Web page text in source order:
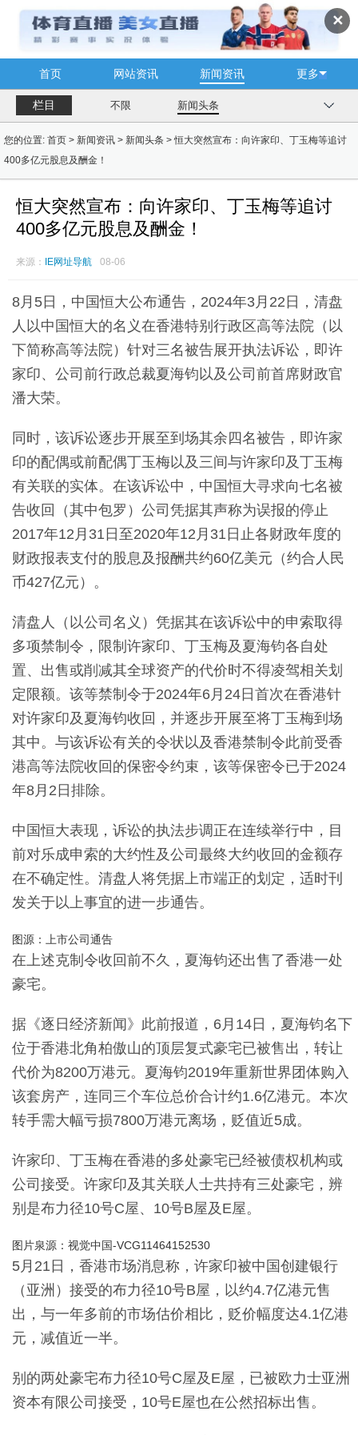
✕
首页 网站资讯 新闻资讯 更多
栏目 不限 新闻头条
您的位置: 首页 > 新闻资讯 > 新闻头条 > 恒大突然宣布：向许家印、丁玉梅等追讨
400多亿元股息及酬金！
恒大突然宣布：向许家印、丁玉梅等追讨
400多亿元股息及酬金！
来源： IE网址导航 08-06
8月5日，中国恒大公布通告，2024年3月22日，清盘
人以中国恒大的名义在香港特别行政区高等法院（以
下简称高等法院）针对三名被告展开执法诉讼，即许
家印、公司前行政总裁夏海钧以及公司前首席财政官
潘大荣。
同时，该诉讼逐步开展至到场其余四名被告，即许家
印的配偶或前配偶丁玉梅以及三间与许家印及丁玉梅
有关联的实体。在该诉讼中， 中国恒大寻求向七名被
告收回（其中包罗）公司凭据其声称为误报的停止
2017年12月31日至2020年12月31日止各财政年度的
财政报表支付的股息及报酬共约60亿美元（约合人民
币427亿元） 。
清盘人（以公司名义）凭据其在该诉讼中的申索取得
多项禁制令，限制许家印、丁玉梅及夏海钧各自处
置、出售或削减其全球资产的代价时不得凌驾相关划
定限额。该等禁制令于2024年6月24日首次在香港针
对许家印及夏海钧收回，并逐步开展至将丁玉梅到场
其中。与该诉讼有关的令状以及香港禁制令此前受香
港高等法院收回的保密令约束，该等保密令已于2024
年8月2日排除。
中国恒大表现，诉讼的执法步调正在连续举行中，目
前对乐成申索的大约性及公司最终大约收回的金额存
在不确定性。清盘人将凭据上市端正的划定，适时刊
发关于以上事宜的进一步通告。
图源：上市公司通告
在上述克制令收回前不久，夏海钧还出售了香港一处
豪宅。
据《逐日经济新闻》此前报道，6月14日，夏海钧名下
位于香港北角柏傲山的顶层复式豪宅已被售出，转让
代价为8200万港元。夏海钧2019年重新世界团体购入
该套房产，连同三个车位总价合计约1.6亿港元。 本次
转手需大幅亏损7800万港元离场，贬值近5成。
许家印、丁玉梅在香港的多处豪宅已经被债权机构或
公司接受。许家印及其关联人士共持有三处豪宅，辨
别是布力径10号C屋、10号B屋及E屋。
图片泉源：视觉中国-VCG11464152530
5月21日， 香港市场消息称，许家印被中国创建银行
（亚洲）接受的布力径10号B屋，以约4.7亿港元售
出，与一年多前的市场估价相比， 贬价幅度达4.1亿港
元，减值近一半。
别的两处豪宅布力径10号C屋及E屋，已被欧力士亚洲
资本有限公司接受，10号E屋也在公然招标出售。